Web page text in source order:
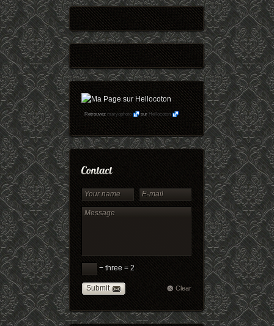
Retrouvezmaryophoto surHellocoton
− three = 2
Submit Clear